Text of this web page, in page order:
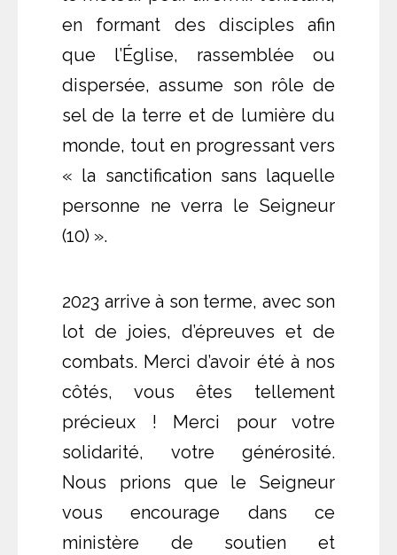
en formant des disciples afin
que l’Église, rassemblée ou
dispersée, assume son rôle de
sel de la terre et de lumière du
monde, tout en progressant vers
« la sanctification sans laquelle
personne ne verra le Seigneur
(10) ».
2023 arrive à son terme, avec son
lot de joies, d’épreuves et de
combats. Merci d’avoir été à nos
côtés, vous êtes tellement
précieux ! Merci pour votre
solidarité, votre générosité.
Nous prions que le Seigneur
vous encourage dans ce
ministère de soutien et